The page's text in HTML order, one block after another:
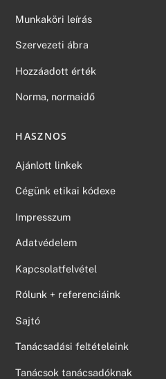
Munkaköri leírás
Szervezeti ábra
Hozzáadott érték
Norma, normaidő
HASZNOS
Ajánlott linkek
Cégünk etikai kódexe
Impresszum
Adatvédelem
Kapcsolatfelvétel
Rólunk + referenciáink
Sajtó
Tanácsadási feltételeink
Tanácsok tanácsadóknak